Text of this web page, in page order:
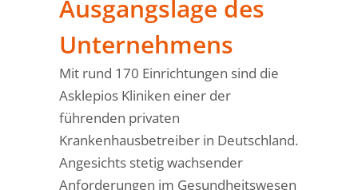
Ausgangslage des
Unternehmens
Mit rund 170 Einrichtungen sind die
Asklepios Kliniken einer der
führenden privaten
Krankenhausbetreiber in Deutschland.
Angesichts stetig wachsender
Anforderungen im Gesundheitswesen